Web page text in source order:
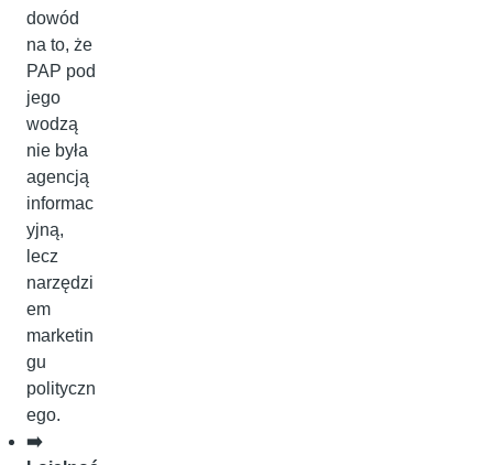
dowód
na to, że
PAP pod
jego
wodzą
nie była
agencją
informac
yjną,
lecz
narzędzi
em
marketin
gu
polityczn
ego.
➡️